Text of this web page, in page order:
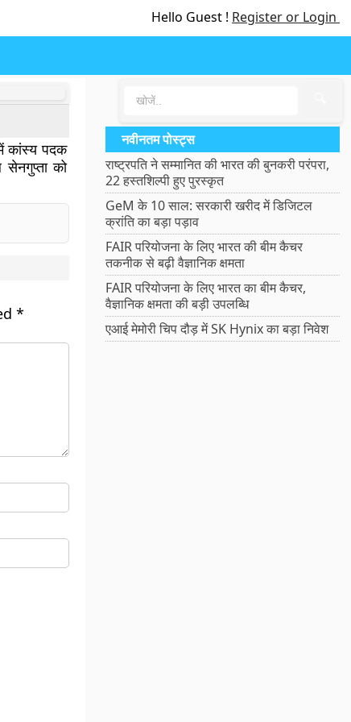
Hello Guest ! Register or Login
कांस्य पदक
को
*
नवीनतम पोस्ट्स
राष्ट्रपति ने सम्मानित की भारत की बुनकरी परंपरा,
22 हस्तशिल्पी हुए पुरस्कृत
GeM के 10 साल: सरकारी खरीद में डिजिटल
क्रांति का बड़ा पड़ाव
FAIR परियोजना के लिए भारत की बीम कैचर
तकनीक से बढ़ी वैज्ञानिक क्षमता
FAIR परियोजना के लिए भारत का बीम कैचर,
वैज्ञानिक क्षमता की बड़ी उपलब्धि
एआई मेमोरी चिप दौड़ में SK Hynix का बड़ा निवेश